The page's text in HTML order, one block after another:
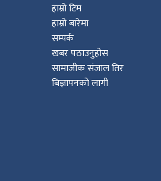
हाम्रो टिम
हाम्रो बारेमा
सम्पर्क
खबर पठाउनुहोस
सामाजीक संजाल तिर
बिज्ञापनको लागी